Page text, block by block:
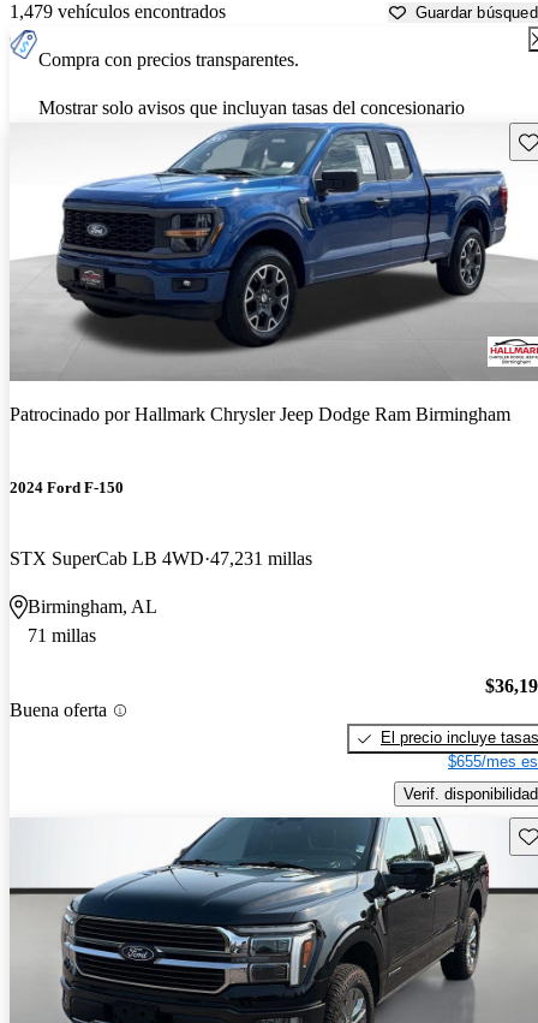
1,479 vehículos encontrados Guardar
Compra con precios transparentes.
Mostrar solo avisos que incluyan tasas del concesionario
Patrocinado porHallmark Chrysler Jeep Dodge Ram Birmingham
2024 Ford F-150
STX SuperCab LB 4WD 47,231 millas
Birmingham, AL
71 millas
Buena oferta
El precio incluye tasas
$655/mes
Verif. disponibilidad